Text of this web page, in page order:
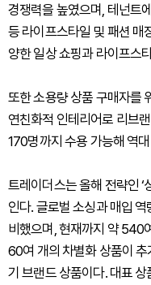
경쟁력을 높였으며, 테넌트
등 라이프스타일 및 패션 매
양한 일상 쇼핑과 라이프스
또한 소용량 상품 구매자를
연친화적 인테리어로 리브
170명까지 수용 가능해 역
트레이더스는 올해 전략인 ‘
인다. 글로벌 소싱과 매입
비했으며, 현재까지 약 540
60여 개의 차별화 상품이
기 브랜드 상품이다. 대표